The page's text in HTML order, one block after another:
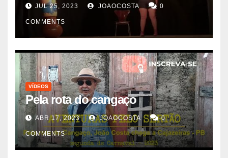
JUL 25, 2023 JOAOCOSTA 0
COMMENTS
VÍDEOS
Pela rota do cangaço
ABR 17, 2023 JOAOCOSTA 0
COMMENTS